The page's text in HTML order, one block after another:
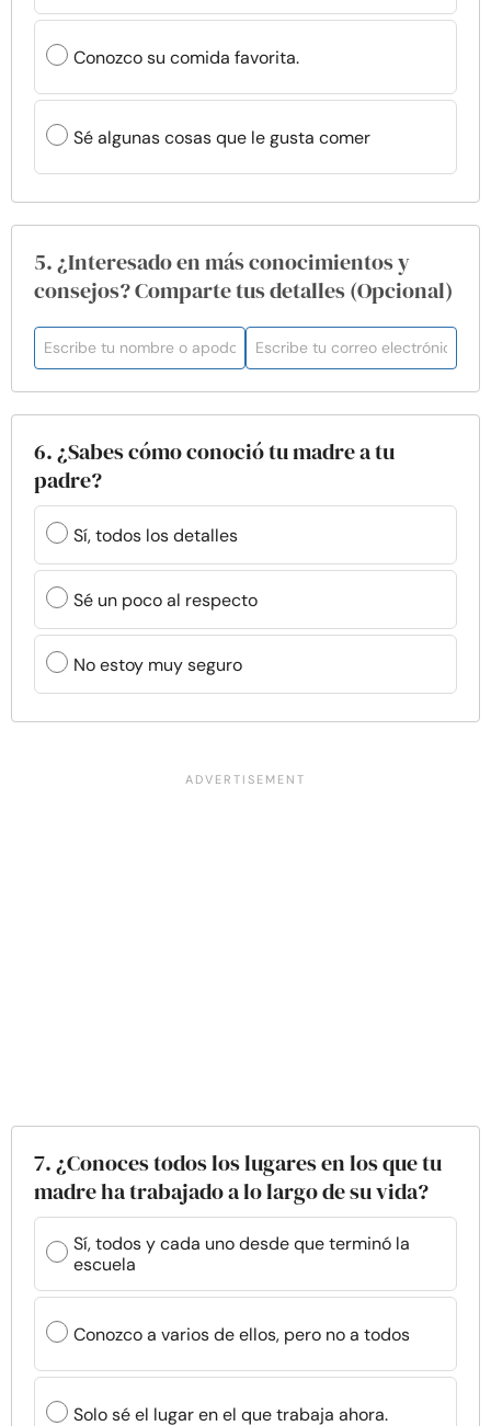
Conozco su comida favorita.
Sé algunas cosas que le gusta comer
5. ¿Interesado en más conocimientos y
consejos? Comparte tus detalles (Opcional)
6. ¿Sabes cómo conoció tu madre a tu
padre?
Sí, todos los detalles
Sé un poco al respecto
No estoy muy seguro
7. ¿Conoces todos los lugares en los que tu
madre ha trabajado a lo largo de su vida?
Sí, todos y cada uno desde que terminó la
escuela
Conozco a varios de ellos, pero no a todos
Solo sé el lugar en el que trabaja ahora.